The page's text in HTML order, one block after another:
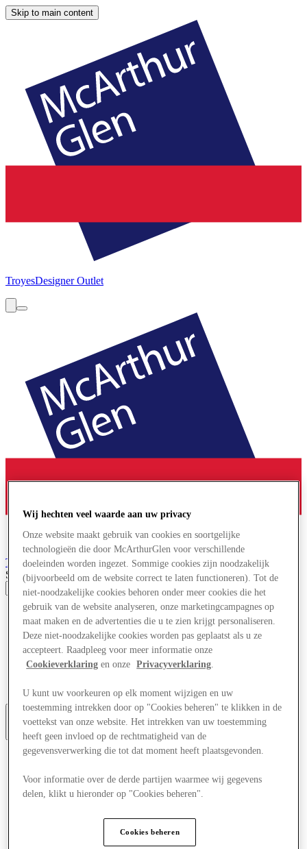
Skip to main content
TroyesDesigner Outlet
TroyesDesigner Outlet
Search input
Aanbiedingen
Winkels
Plan je bezoek
Wat is er op tv
Eet & Drink
Meer
Wij hechten veel waarde aan uw privacy
Onze website maakt gebruik van cookies en soortgelijke
technologieën die door McArthurGlen voor verschillende
doeleinden worden ingezet. Sommige cookies zijn noodzakelijk
(bijvoorbeeld om de website correct te laten functioneren). Tot de
niet-noodzakelijke cookies behoren onder meer cookies die het
gebruik van de website analyseren, onze marketingcampagnes op
maat maken en de advertenties die u te zien krijgt personaliseren.
Deze niet-noodzakelijke cookies worden pas geplaatst als u ze
accepteert. Raadpleeg voor meer informatie onze
Cookieverklaring en onze Privacyverklaring
U kunt uw voorkeuren op elk moment wijzigen en uw
toestemming intrekken door op "Cookies beheren" te klikken in de
voettekst van onze website. Het intrekken van uw toestemming
heeft geen invloed op de rechtmatigheid van de
gegevensverwerking die tot dat moment heeft plaatsgevonden.
Voor informatie over de derde partijen waarmee wij gegevens
delen, klikt u hieronder op "Cookies beheren".
Cookies beheren